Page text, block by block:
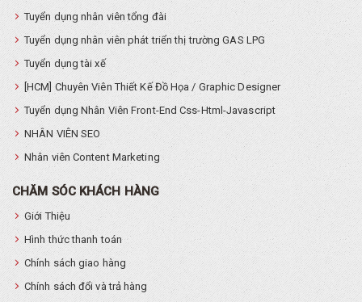
Tuyển dụng nhân viên tổng đài
Tuyển dụng nhân viên phát triển thị trường GAS LPG
Tuyển dụng tài xế
[HCM] Chuyên Viên Thiết Kế Đồ Họa / Graphic Designer
Tuyển dụng Nhân Viên Front-End Css-Html-Javascript
NHÂN VIÊN SEO
Nhân viên Content Marketing
CHĂM SÓC KHÁCH HÀNG
Giới Thiệu
Hình thức thanh toán
Chính sách giao hàng
Chính sách đổi và trả hàng